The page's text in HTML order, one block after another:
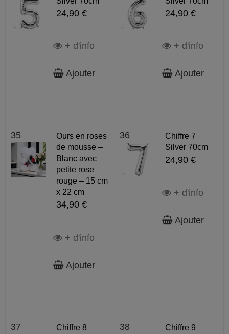
24,90 €
+ d'info
Ajouter
24,90 €
+ d'info
Ajouter
35
Ours en roses
de mousse –
Blanc avec
petite rose
rouge – 15 cm
x 22 cm
34,90 €
+ d'info
Ajouter
36
Chiffre 7
Silver 70cm
24,90 €
+ d'info
Ajouter
37
Chiffre 8
38
Chiffre 9